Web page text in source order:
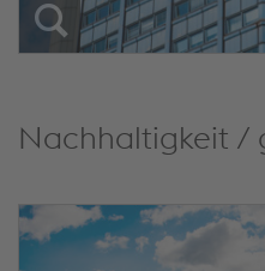
Nachhaltigkeit /